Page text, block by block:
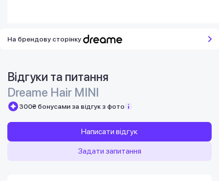
На брендову сторінку
Відгуки та питання
Dreame Hair MINI
300₴ бонусами за відгук з фото
Написати відгук
Задати запитання